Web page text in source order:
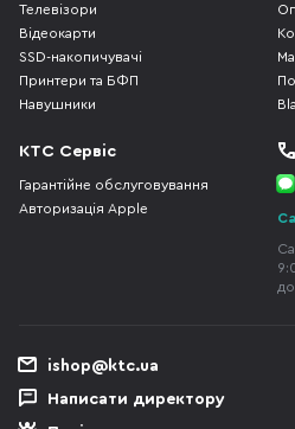
Телевізори
Відеокарти
SSD-накопичувачі
Принтери та БФП
Навушники
КТС Сервіс
Гарантійне обслуговування
Авторизація Apple
ishop@ktc.ua
Написати директору